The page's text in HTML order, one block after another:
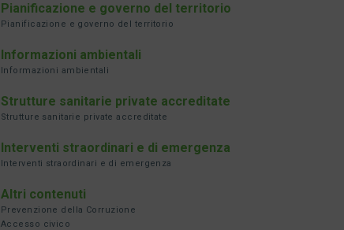
Pianificazione e governo del territorio
Pianificazione e governo del territorio
Informazioni ambientali
Informazioni ambientali
Strutture sanitarie private accreditate
Strutture sanitarie private accreditate
Interventi straordinari e di emergenza
Interventi straordinari e di emergenza
Altri contenuti
Prevenzione della Corruzione
Accesso civico